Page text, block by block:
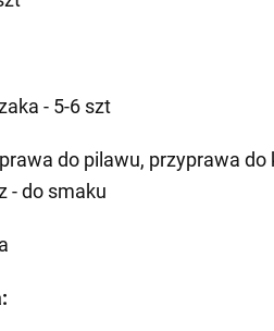
- 5-6 szt
do pilawu, przyprawa do
- do smaku